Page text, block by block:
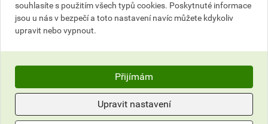
ks Do košíku
Do košíku přidáte1 ks / 40 kgza1 600,83Kčs DPH
(1 323,00Kčbez DPH).
Číslo položky:5151014800
Katalogový kód: FV94V
Stachema
souhlasíte s použitím všech typů cookies. Poskytnuté informace
jsou u nás v bezpečí a toto nastavení navíc můžete kdykoliv
upravit nebo vypnout.
Přijímám
Upravit nastavení